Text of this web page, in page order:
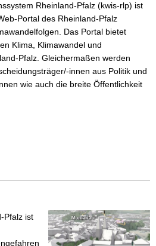
Rheinland-Pfalz (kwis-rlp) ist
Portal des Rheinland-Pfalz
Das Portal bietet
Klima, Klimawandel und
Pfalz. Gleichermaßen werden
innen aus Politik und
wie auch die breite Öffentlichkeit
Pfalz ist